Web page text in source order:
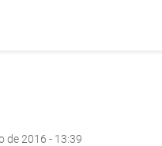
de 2016 - 13:39